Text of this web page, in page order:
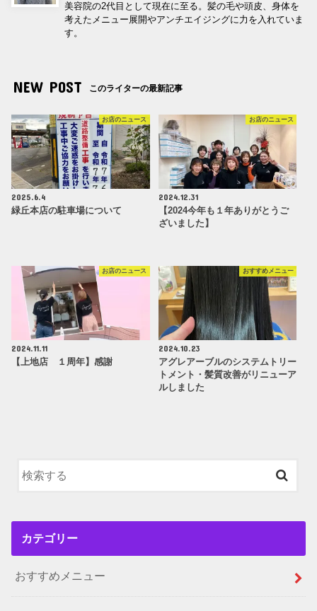
美容院の2代目として現在に至る。髪の毛や頭皮、身体を
考えたメニュー展開やアンチエイジングに力を入れていま
す。
NEW POST このライターの最新記事
お店のニュース
2025.6.4
緑丘本店の駐車場について
お店のニュース
2024.12.31
【2024今年も１年ありがとうご
ざいました】
お店のニュース
2024.11.11
【上地店 １周年】感謝
おすすめメニュー
2024.10.23
アグレアーブルのシステムトリー
トメント・髪質改善がリニューア
ルしました
カテゴリー
おすすめメニュー